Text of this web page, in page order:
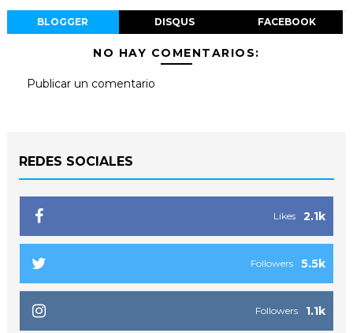
BLOGGER DISQUS FACEBOOK
NO HAY COMENTARIOS:
Publicar un comentario
REDES SOCIALES
2.1k
Likes
5.5k
Followers
1.1k
Followers